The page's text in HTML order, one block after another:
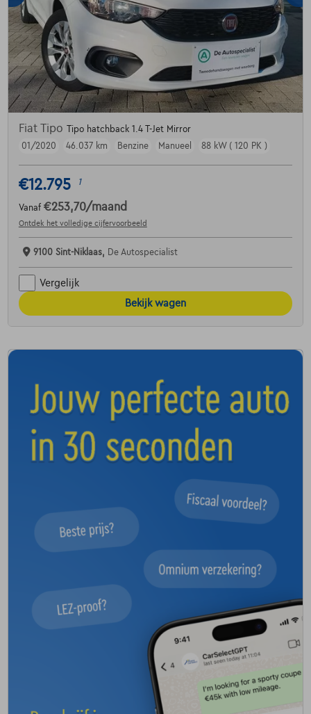
Fiat Tipo
Tipo hatchback 1.4 T-Jet Mirror
01/2020
46.037 km Benzine Manueel 88 kW ( 120 PK )
€12.795 1
Vanaf €253,70/maand
Ontdek het volledige cijfervoorbeeld
9100 Sint-Niklaas, De Autospecialist
Vergelijk
Bekijk wagen